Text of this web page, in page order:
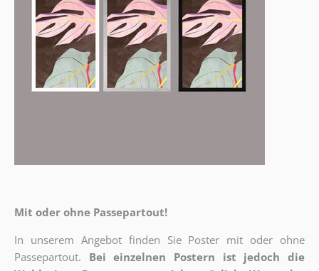
Mit oder ohne Passepartout!
In unserem Angebot finden Sie Poster mit oder ohne
Passepartout.
Bei einzelnen Postern ist jedoch die